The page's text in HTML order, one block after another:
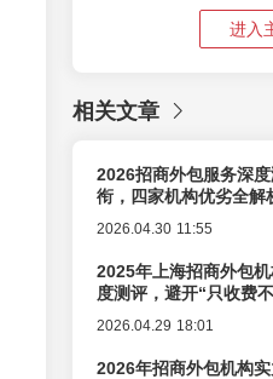
进入
相关文章
2026招商外包服务深
衔，四家机构优劣全解
2026.04.30 11:55
2025年上海招商外包
度测评，避开“只收费
2026.04.29 18:01
2026年招商外包机构